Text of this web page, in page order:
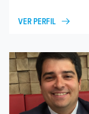
VER PERFIL